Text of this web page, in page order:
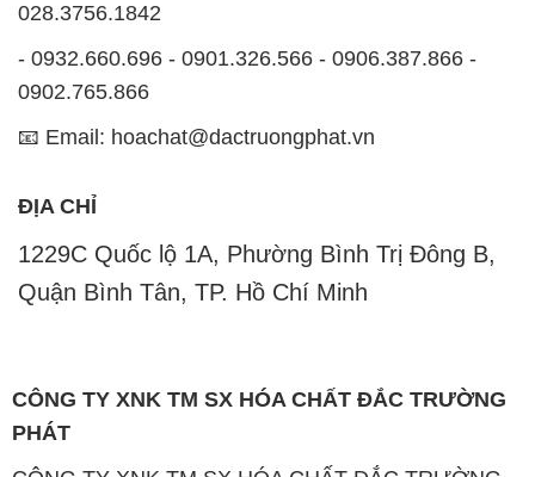
028.3756.1842
- 0932.660.696 - 0901.326.566 - 0906.387.866 -
0902.765.866
📧 Email: hoachat@dactruongphat.vn
ĐỊA CHỈ
1229C Quốc lộ 1A, Phường Bình Trị Đông B,
Quận Bình Tân, TP. Hồ Chí Minh
CÔNG TY XNK TM SX HÓA CHẤT ĐẮC TRƯỜNG
PHÁT